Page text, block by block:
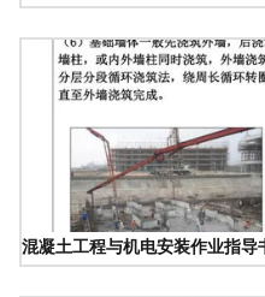
混凝土工程与机电安装作业指